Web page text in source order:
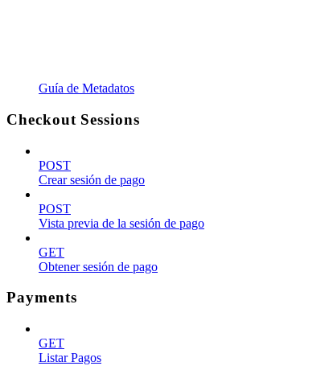
Guía de Metadatos
Checkout Sessions
POST
Crear sesión de pago
POST
Vista previa de la sesión de pago
GET
Obtener sesión de pago
Payments
GET
Listar Pagos